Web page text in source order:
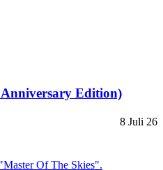
Edition)
8 Juli 26